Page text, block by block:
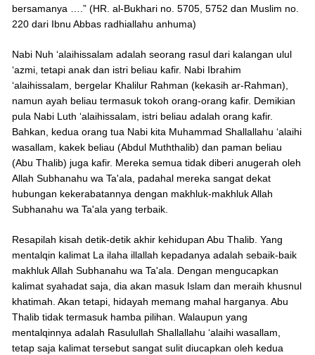
bersamanya ….” (HR. al-Bukhari no. 5705, 5752 dan Muslim no.
220 dari Ibnu Abbas radhiallahu anhuma)
Nabi Nuh ‘alaihissalam adalah seorang rasul dari kalangan ulul
‘azmi, tetapi anak dan istri beliau kafir. Nabi Ibrahim
‘alaihissalam, bergelar Khalilur Rahman (kekasih ar-Rahman),
namun ayah beliau termasuk tokoh orang-orang kafir. Demikian
pula Nabi Luth ‘alaihissalam, istri beliau adalah orang kafir.
Bahkan, kedua orang tua Nabi kita Muhammad Shallallahu ‘alaihi
wasallam, kakek beliau (Abdul Muththalib) dan paman beliau
(Abu Thalib) juga kafir. Mereka semua tidak diberi anugerah oleh
Allah Subhanahu wa Ta'ala, padahal mereka sangat dekat
hubungan kekerabatannya dengan makhluk-makhluk Allah
Subhanahu wa Ta'ala yang terbaik.
Resapilah kisah detik-detik akhir kehidupan Abu Thalib. Yang
mentalqin kalimat La ilaha illallah kepadanya adalah sebaik-baik
makhluk Allah Subhanahu wa Ta'ala. Dengan mengucapkan
kalimat syahadat saja, dia akan masuk Islam dan meraih khusnul
khatimah. Akan tetapi, hidayah memang mahal harganya. Abu
Thalib tidak termasuk hamba pilihan. Walaupun yang
mentalqinnya adalah Rasulullah Shallallahu ‘alaihi wasallam,
tetap saja kalimat tersebut sangat sulit diucapkan oleh kedua